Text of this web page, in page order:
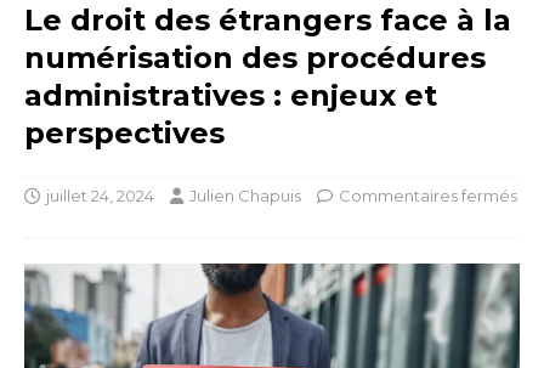
Le droit des étrangers face à la
numérisation des procédures
administratives : enjeux et
perspectives
juillet 24, 2024 Julien Chapuis Commentaires fermés